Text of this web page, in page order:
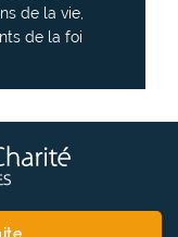
de la vie,
de la foi